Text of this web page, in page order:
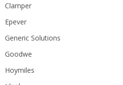
Clamper
Epever
Generic Solutions
Goodwe
Hoymiles